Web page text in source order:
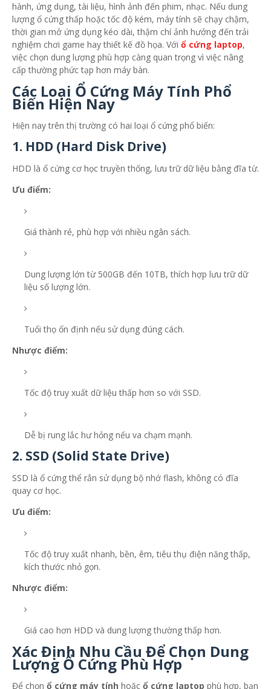
hành, ứng dụng, tài liệu, hình ảnh đến phim, nhạc. Nếu dung
lượng ổ cứng thấp hoặc tốc độ kém, máy tính sẽ chạy chậm,
thời gian mở ứng dụng kéo dài, thậm chí ảnh hưởng đến trải
nghiệm chơi game hay thiết kế đồ họa. Với ổ cứng laptop,
việc chọn dung lượng phù hợp càng quan trọng vì việc nâng
cấp thường phức tạp hơn máy bàn.
Các Loại Ổ Cứng Máy Tính Phổ
Biến Hiện Nay
Hiện nay trên thị trường có hai loại ổ cứng phổ biến:
1. HDD (Hard Disk Drive)
HDD là ổ cứng cơ học truyền thống, lưu trữ dữ liệu bằng đĩa từ.
Ưu điểm:
Giá thành rẻ, phù hợp với nhiều ngân sách.
Dung lượng lớn từ 500GB đến 10TB, thích hợp lưu trữ dữ
liệu số lượng lớn.
Tuổi thọ ổn định nếu sử dụng đúng cách.
Nhược điểm:
Tốc độ truy xuất dữ liệu thấp hơn so với SSD.
Dễ bị rung lắc hư hỏng nếu va chạm mạnh.
2. SSD (Solid State Drive)
SSD là ổ cứng thể rắn sử dụng bộ nhớ flash, không có đĩa
quay cơ học.
Ưu điểm:
Tốc độ truy xuất nhanh, bền, êm, tiêu thụ điện năng thấp,
kích thước nhỏ gọn.
Nhược điểm:
Giá cao hơn HDD và dung lượng thường thấp hơn.
Xác Định Nhu Cầu Để Chọn Dung
Lượng Ổ Cứng Phù Hợp
Để chọn ổ cứng máy tính hoặc ổ cứng laptop phù hợp, bạn